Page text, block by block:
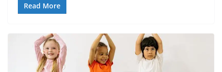
Read More